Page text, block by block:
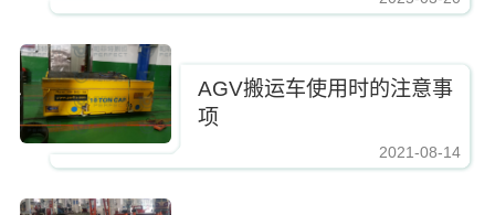
AGV搬运车使用时的注意事
项
2021-08-14